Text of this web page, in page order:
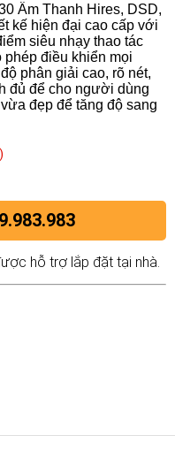
Âm Thanh Hires, DSD,
kế hiện đại cao cấp với
siêu nhạy thao tác
phép điều khiển mọi
phân giải cao, rõ nét,
đủ để cho người dùng
đẹp để tăng độ sang
hỗ trợ lắp đặt tại nhà.